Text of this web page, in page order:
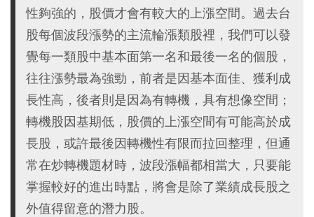
性夠強的，股價才會有較大的上漲空間。過去台
股每個波段漲勢的主流輪漲類股裡，我們可以發
覺每一類股中基本面第一名和最後一名的個股，
往往漲勢最為強勁，前者是因基本面佳、獲利成
長性高，後者則是因為有轉機，具有想像空間；
轉機股因基期低，股價的上漲空間有可能高於成
長股，或許最後因轉機性有限而拉回整理，但通
常在炒轉機題材時，波段漲幅都相當大，只要能
掌握較好的進出時點，將會是除了業績成長股之
外值得留意的潛力股。